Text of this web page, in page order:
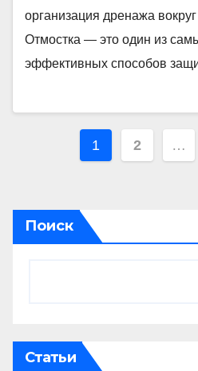
организация дренажа
Отмостка — это один из
эффективных способов
Пагинация
1 2 …
Поиск
Статьи